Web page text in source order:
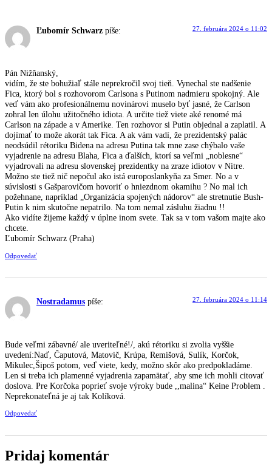
Ľubomír Schwarz píše: 27. februára 2024 o 11:02
Pán Nižňanský,
vidím, že ste bohužiaľ stále neprekročil svoj tieň. Vynechal ste nadšenie
Fica, ktorý bol s rozhovorom Carlsona s Putinom nadmieru spokojný. Ale
veď vám ako profesionálnemu novinárovi muselo byť jasné, že Carlson
zohral len úlohu užitočného idiota. A určite tiež viete aké renomé má
Carlson na západe a v Amerike. Ten rozhovor si Putin objednal a zaplatil. A
dojímať to može akorát tak Fica. A ak vám vadí, že prezidentský palác
neodsúdil rétoriku Bidena na adresu Putina tak mne zase chýbalo vaše
vyjadrenie na adresu Blaha, Fica a ďalších, ktorí sa veľmi „noblesne“
vyjadrovali na adresu slovenskej prezidentky na zraze idiotov v Nitre.
Možno ste tiež nič nepočul ako istá europoslankyňa za Smer. No a v
súvislosti s Gašparovičom hovoriť o hniezdnom okamihu ? No mal ich
požehnane, napríklad „Organizácia spojených nádorov“ ale stretnutie Bush-
Putin k nim skutočne nepatrilo. Na tom nemal zásluhu žiadnu !!
Ako vidíte žijeme každý v úplne inom svete. Tak sa v tom vašom majte ako
chcete.
Ľubomír Schwarz (Praha)
Odpovedať
Nostradamus píše: 27. februára 2024 o 11:14
Bude veľmi zábavné/ ale uveriteľné!/, akú rétoriku si zvolia vyššie
uvedení:Naď, Čaputová, Matovič, Krúpa, Remišová, Sulík, Korčok,
Mikulec,Šipoš potom, veď viete, kedy, možno skôr ako predpokladáme.
Len si treba ich plamenné vyjadrenia zapamätať, aby sme ich mohli citovať
doslova. Pre Korčoka poprieť svoje výroky bude ,,malina“ Keine Problem .
Neprekonateľná je aj tak Kolíková.
Odpovedať
Pridaj komentár